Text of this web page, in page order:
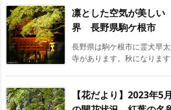
凛とした空気が美し
界 長野県駒ケ根市
長野県は駒ケ根市に霊犬早
寺があります。秋になりま
【花だより】2023年